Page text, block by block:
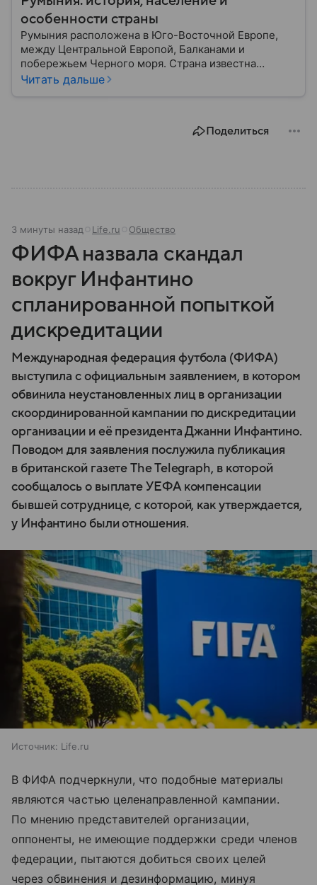
особенности страны
Румыния расположена в Юго-Восточной Европе,
между Центральной Европой, Балканами и
побережьем Черного моря. Страна известна
богатой историей, живописными Карпатскими
Читать дальше
Поделиться
3 минуты назад Life.ru Общество
ФИФА назвала скандал
вокруг Инфантино
спланированной попыткой
дискредитации
Международная федерация футбола (ФИФА)
выступила с официальным заявлением, в котором
обвинила неустановленных лиц в организации
скоординированной кампании по дискредитации
организации и её президента Джанни Инфантино.
Поводом для заявления послужила публикация
в британской газете The Telegraph, в которой
сообщалось о выплате УЕФА компенсации
бывшей сотруднице, с которой, как утверждается,
у Инфантино были отношения.
Источник: Life.ru
В ФИФА подчеркнули, что подобные материалы
являются частью целенаправленной кампании.
По мнению представителей организации,
оппоненты, не имеющие поддержки среди членов
федерации, пытаются добиться своих целей
через обвинения и дезинформацию, минуя